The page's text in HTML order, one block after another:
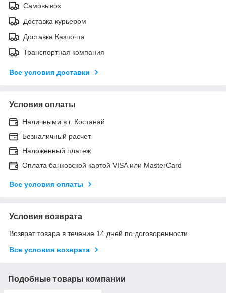
Самовывоз
Доставка курьером
Доставка Казпочта
Транспортная компания
Все условия доставки
Условия оплаты
Наличными в г. Костанай
Безналичный расчет
Наложенный платеж
Оплата банковской картой VISA или MasterCard
Все условия оплаты
Условия возврата
Возврат товара в течение 14 дней по договоренности
Все условия возврата
Подобные товары компании